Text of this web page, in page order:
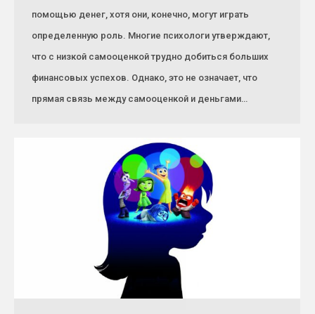
помощью денег, хотя они, конечно, могут играть
определенную роль. Многие психологи утверждают,
что с низкой самооценкой трудно добиться больших
финансовых успехов. Однако, это не означает, что
прямая связь между самооценкой и деньгами…